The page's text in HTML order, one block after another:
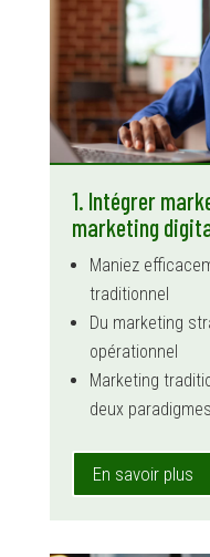
1. Intégrer
marketing
Maniez
traditionnel
Du marketing
opérationnel
Marketing
deux
En savoir plus